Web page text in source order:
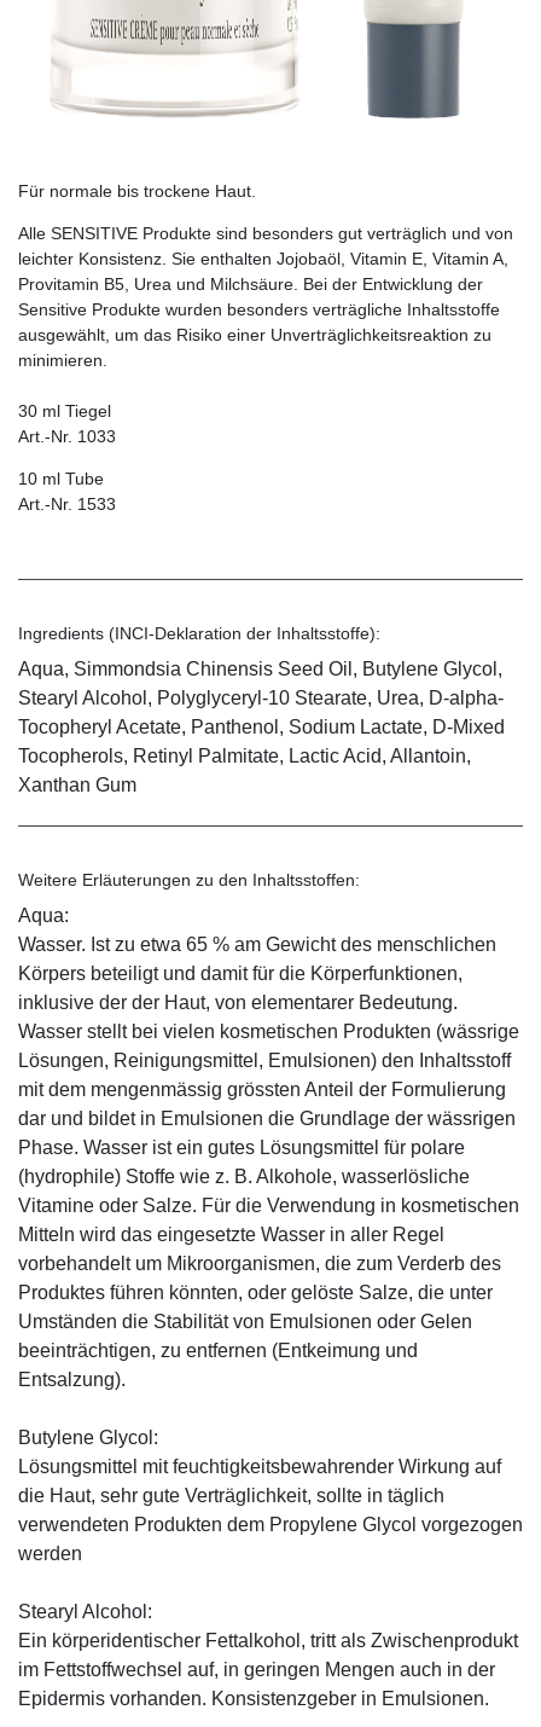
Für normale bis trockene Haut.
Alle SENSITIVE Produkte sind besonders gut verträglich und von
leichter Konsistenz. Sie enthalten Jojobaöl, Vitamin E, Vitamin A,
Provitamin B5, Urea und Milchsäure. Bei der Entwicklung der
Sensitive Pro­dukte wurden besonders verträgliche Inhaltsstoffe
ausgewählt, um das Risiko einer Unverträglichkeitsreaktion zu
minimieren.
30 ml Tiegel
Art.-Nr. 1033
10 ml Tube
Art.-Nr. 1533
Ingredients (INCI-Deklaration der Inhaltsstoffe):
Aqua, Simmondsia Chinensis Seed Oil, Butylene Glycol,
Stearyl Alcohol, Polyglyceryl-10 Stearate, Urea, D-alpha-
Tocopheryl Acetate, Panthenol, Sodium Lactate, D-Mixed
Tocopherols, Retinyl Palmitate, Lactic Acid, Allantoin,
Xanthan Gum
Weitere Erläuterungen zu den Inhaltsstoffen:
Aqua:
Wasser. Ist zu etwa 65 % am Gewicht des menschlichen
Körpers beteiligt und damit für die Körperfunktionen,
inklusive der der Haut, von elementarer Bedeutung.
Wasser stellt bei vielen kosmetischen Produkten (wässrige
Lösungen, Reinigungsmittel, Emulsionen) den Inhaltsstoff
mit dem mengenmässig grössten Anteil der Formulierung
dar und bildet in Emulsionen die Grundlage der wässrigen
Phase. Wasser ist ein gutes Lösungsmittel für polare
(hydrophile) Stoffe wie z. B. Alkohole, wasserlösliche
Vitamine oder Salze. Für die Verwendung in kosmetischen
Mitteln wird das eingesetzte Wasser in aller Regel
vorbehandelt um Mikroorganismen, die zum Verderb des
Produktes führen könnten, oder gelöste Salze, die unter
Umständen die Stabilität von Emulsionen oder Gelen
beeinträchtigen, zu entfernen (Entkeimung und
Entsalzung).
Butylene Glycol:
Lösungsmittel mit feuchtigkeitsbewahrender Wirkung auf
die Haut, sehr gute Verträglichkeit, sollte in täglich
verwendeten Produkten dem Propylene Glycol vorgezogen
werden
Stearyl Alcohol:
Ein körperidentischer Fettalkohol, tritt als Zwischenprodukt
im Fettstoffwechsel auf, in geringen Mengen auch in der
Epidermis vorhanden. Konsistenzgeber in Emulsionen.